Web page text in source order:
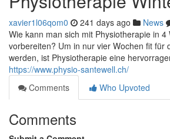
xavier1l06qom0 241 days ago News
Wie kann man sich mit Physiotherapie in
vorbereiten? Um in nur vier Wochen fit für
werden, ist Physiotherapie eine
https://www.physio-santewell.ch/
Comments
Who Upvoted
Comments